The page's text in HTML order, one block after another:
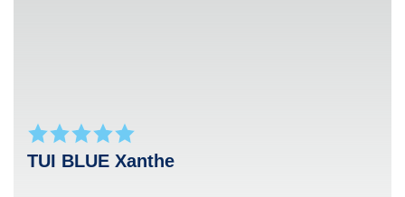
TUI BLUE Xanthe